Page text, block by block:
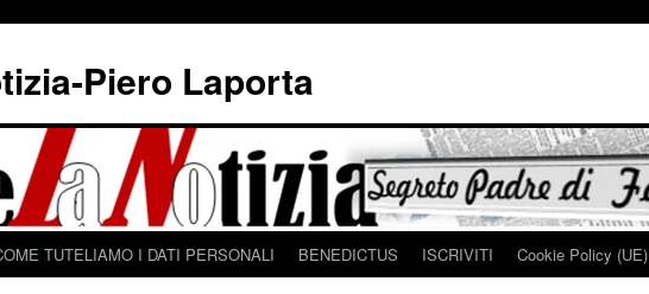
Piero Laporta
TUTELIAMO I DATI PERSONALI BENEDICTUS ISCRIVITI Cookie Policy (UE)